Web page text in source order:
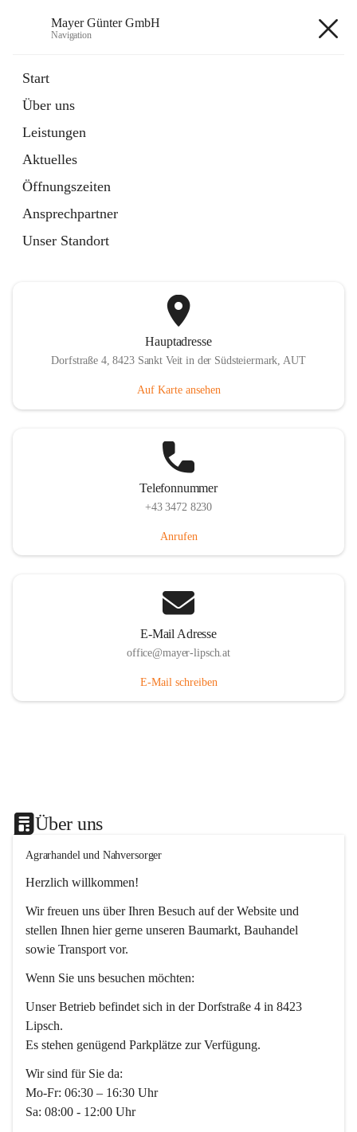
Mayer Günter GmbH
Navigation
Start
Über uns
Leistungen
Aktuelles
Öffnungszeiten
Ansprechpartner
Unser Standort
Artikel
in
Tab
TRANSPORTE
Artikel
öffnet
in
neuem
Tab
Hauptadresse
Dorfstraße 4, 8423 Sankt Veit in der Südsteiermark, AUT
Auf Karte ansehen
Telefonnummer
+43 3472 8230
Anrufen
E-Mail Adresse
office@mayer-lipsch.at
E-Mail schreiben
Über uns
Agrarhandel und Nahversorger
Herzlich willkommen!
Wir freuen uns über Ihren Besuch auf der Website und
stellen Ihnen hier gerne unseren Baumarkt, Bauhandel
sowie Transport vor.
Wenn Sie uns besuchen möchten:
Unser Betrieb befindet sich in der Dorfstraße 4 in 8423
Lipsch.
Es stehen genügend Parkplätze zur Verfügung.
Wir sind für Sie da:
Mo-Fr: 06:30 – 16:30 Uhr
Sa: 08:00 - 12:00 Uhr